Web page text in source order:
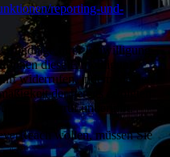
reporting-und-
Ihrer Einwilligung
diese Einwilligung
widerrufen, indem Sie den
der bereits erfolgten
vom Widerruf unberührt.
wollen, müssen Sie